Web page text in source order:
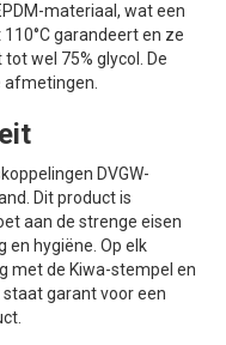
materiaal, wat een
garandeert en ze
wel 75% glycol. De
afmetingen.
DVGW-
Dit product is
aan de strenge eisen
en hygiëne. Op elk
met de Kiwa-stempel en
garant voor een